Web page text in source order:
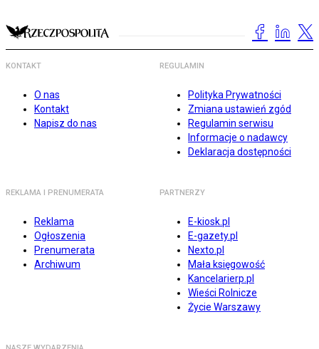
KONTAKT
O nas
Kontakt
Napisz do nas
REGULAMIN
Polityka Prywatności
Zmiana ustawień zgód
Regulamin serwisu
Informacje o nadawcy
Deklaracja dostępności
REKLAMA I PRENUMERATA
Reklama
Ogłoszenia
Prenumerata
Archiwum
PARTNERZY
E-kiosk.pl
E-gazety.pl
Nexto.pl
Mała księgowość
Kancelarierp.pl
Wieści Rolnicze
Życie Warszawy